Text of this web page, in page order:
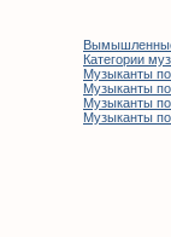
Категории
Музыканты
Музыканты
Музыканты
Музыканты